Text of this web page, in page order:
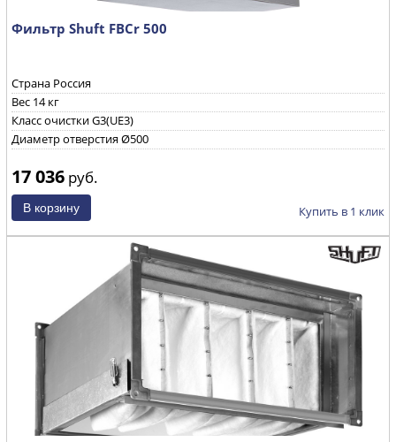
Фильтр Shuft FBCr 500
Страна Россия
Вес 14 кг
Класс очистки G3(UE3)
Диаметр отверстия Ø500
17 036 руб.
Купить в 1 клик